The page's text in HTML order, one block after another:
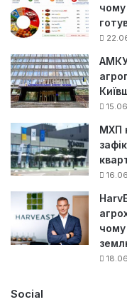
чому
МХП
чому
Social